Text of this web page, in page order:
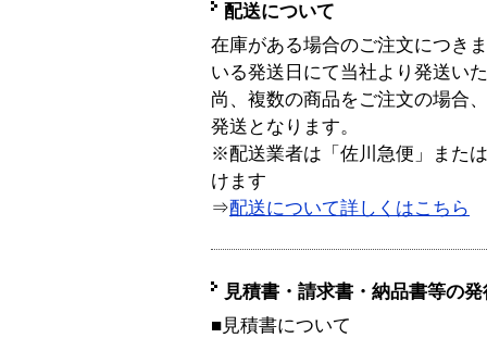
配送について
在庫がある場合のご注文につき
いる発送日にて当社より発送い
尚、複数の商品をご注文の場合
発送となります。
※配送業者は「佐川急便」また
けます
⇒配送について詳しくはこちら
見積書・請求書・納品書等の
■見積書について